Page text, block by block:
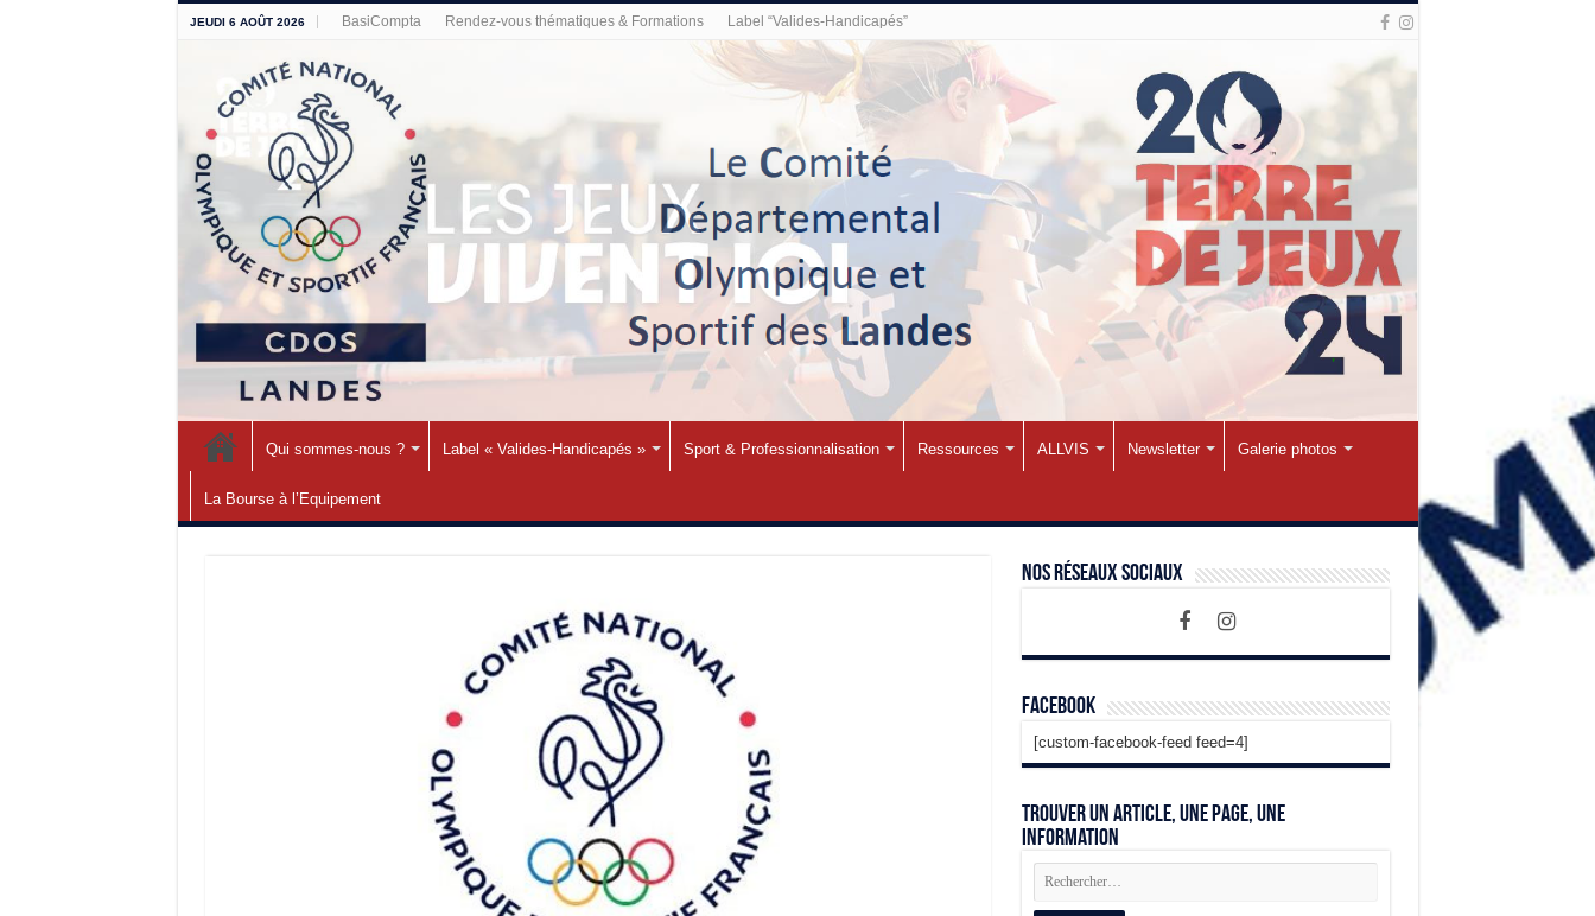
JEUDI 6 AOÛT 2026 BasiCompta Rendez-vous thématiques & Formations Label “Valides-Handicapés”
Qui sommes-nous ? Label « Valides-Handicapés » Sport & Professionnalisation Ressources ALLVIS Newsletter Galerie photos
La Bourse à l’Equipement
Nos Réseaux Sociaux
Facebook
[custom-facebook-feed feed=4]
Trouver un article, une page, une
information